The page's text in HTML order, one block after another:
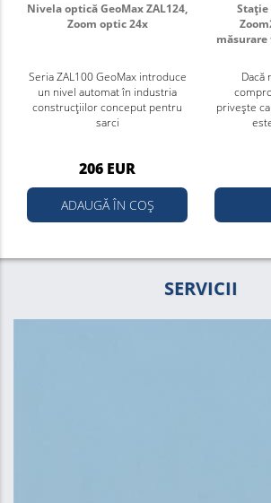
Nivela optică GeoMax ZAL124,
Zoom optic 24x
Seria ZAL100 GeoMax introduce
un nivel automat în industria
construcțiilor conceput pentru
sarci
206 EUR
ADAUGĂ ÎN COȘ
Dacă
privește
SERVICII